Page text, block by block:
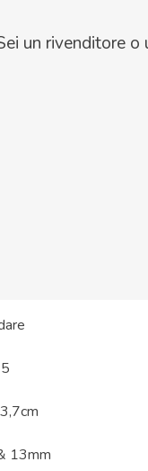
un rivenditore o
13mm